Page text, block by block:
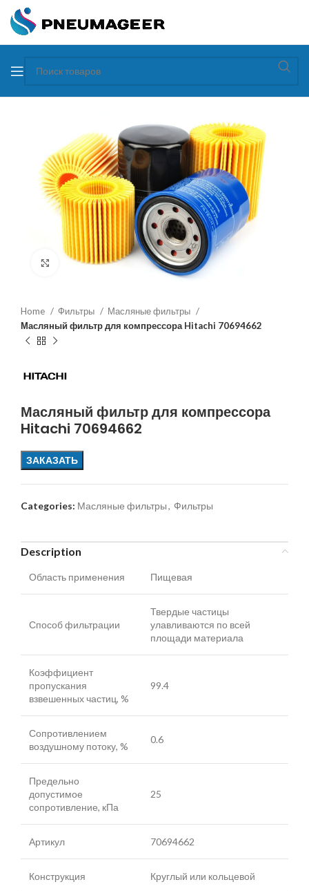
Увеличить
Home Фильтры
Масляные фильтры
Масляный фильтр для компрессора Hitachi 70694662
Масляный фильтр для компрессора
Hitachi 70694662
ЗАКАЗАТЬ
Categories: Масляные фильтры, Фильтры
Description
Область применения Пищевая
Способ фильтрации
Твердые частицы
улавливаются по всей
площади материала
Коэффициент
пропускания
взвешенных частиц, %
99.4
Сопротивлением
воздушному потоку, %
0.6
Предельно
допустимое
сопротивление, кПа
25
Артикул 70694662
Конструкция Круглый или кольцевой